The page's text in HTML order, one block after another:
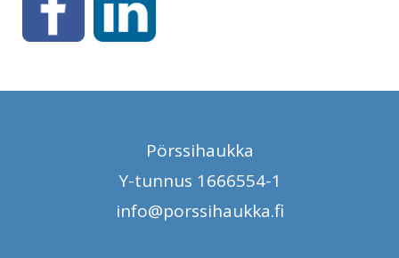
Pörssihaukka
Y-tunnus 1666554-1
info@porssihaukka.fi